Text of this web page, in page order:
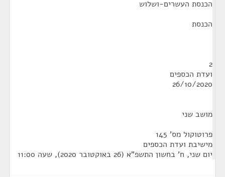
הכנסת העשרים-ושלוש
הכנסת
2
ועדת הכספים
26/10/2020
מושב שני
פרוטוקול מס' 145
מישיבת ועדת הכספים
יום שני, ח' בחשון התשפ"א (26 באוקטובר 2020), שעה 11:00